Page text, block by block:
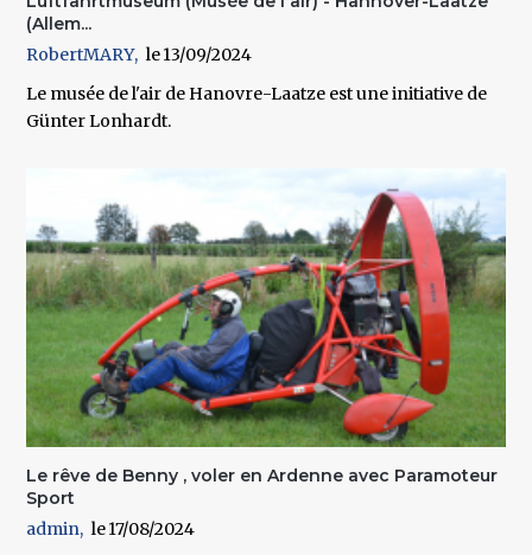
(Allem...
RobertMARY
13/09/2024
Le musée de l'air de Hanovre-Laatze est une initiative de
Günter Lonhardt.
Le rêve de Benny , voler en Ardenne avec Paramoteur
Sport
admin
17/08/2024